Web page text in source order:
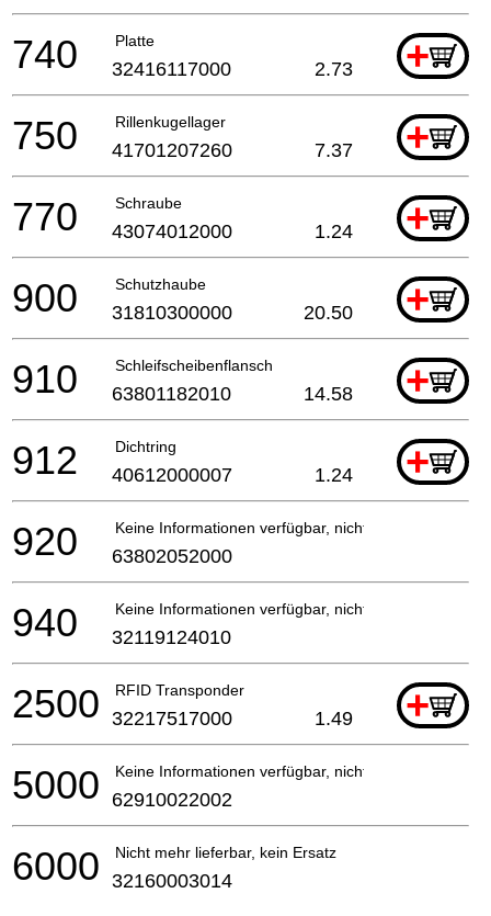
Platte +
740 32416117000 2.73
Rillenkugellager +
750 41701207260 7.37
Schraube +
770 43074012000 1.24
Schutzhaube +
900 31810300000 20.50
Schleifscheibenflansch +
910 63801182010 14.58
Dichtring +
912 40612000007 1.24
Keine Informationen verfügbar, nicht bestellbar
920 63802052000
Keine Informationen verfügbar, nicht bestellbar
940 32119124010
RFID Transponder +
2500 32217517000 1.49
Keine Informationen verfügbar, nicht bestellbar
5000 62910022002
Nicht mehr lieferbar, kein Ersatz
6000 32160003014